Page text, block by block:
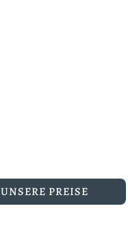
UNSERE PREISE